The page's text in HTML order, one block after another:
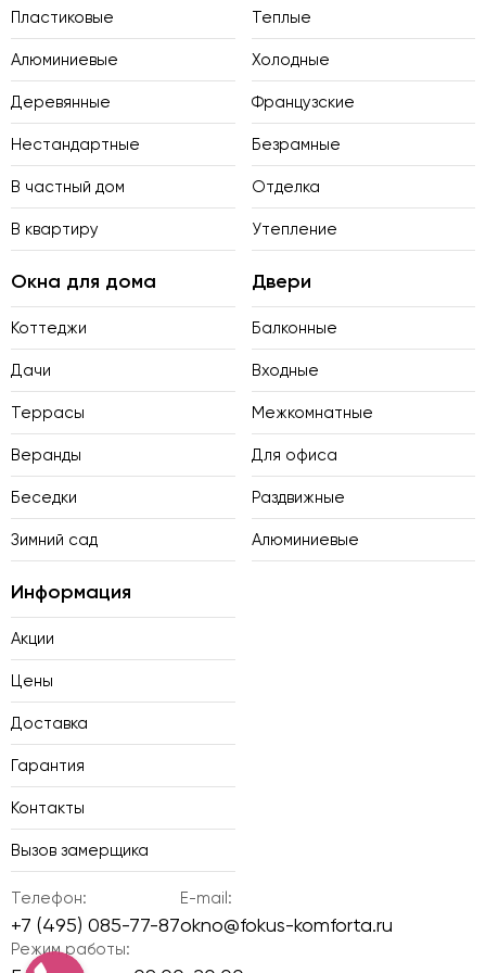
Пластиковые
Алюминиевые
Деревянные
Нестандартные
В частный дом
В квартиру
Теплые
Холодные
Французские
Безрамные
Отделка
Утепление
Окна для дома
Коттеджи
Дачи
Террасы
Веранды
Беседки
Зимний сад
Двери
Балконные
Входные
Межкомнатные
Для офиса
Раздвижные
Алюминиевые
Информация
Акции
Цены
Доставка
Гарантия
Контакты
Вызов замерщика
Телефон:
+7 (495) 085-77-87
E-mail:
okno@fokus-komforta.ru
Режим работы: